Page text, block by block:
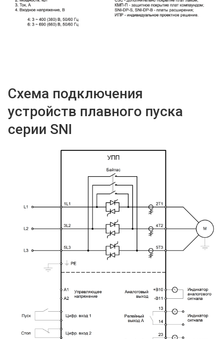
Схема подключения
устройств плавного пуска
серии SNI